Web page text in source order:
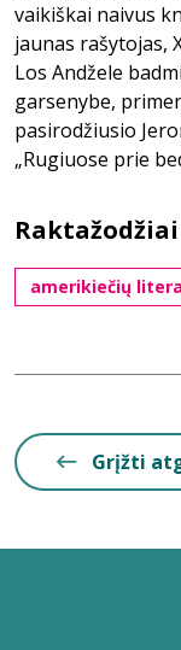
vaikiškai naivus
jaunas rašytojas,
Los Andžele
garsenybe,
pasirodžiusio
„Rugiuose prie
Raktažodžiai
amerikiečių
Grįžti